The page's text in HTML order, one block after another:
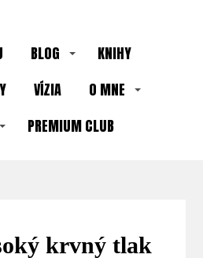
BLOG
KNIHY
VÍZIA
O MNE
PREMIUM CLUB
krvný tlak